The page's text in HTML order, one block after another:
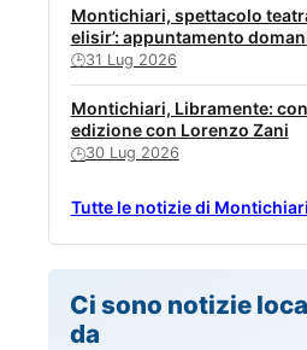
Montichiari, spettacolo
elisir’: appuntamento
🕒31 Lug 2026
Montichiari, Libramente:
edizione con Lorenzo Zani
🕒30 Lug 2026
Tutte le notizie di
Ci sono notizie
da